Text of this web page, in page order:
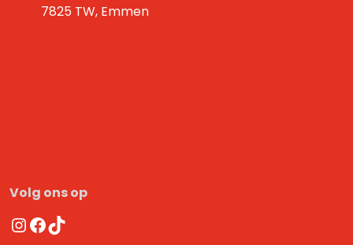
7825 TW, Emmen
Volg ons op
Instagram
Facebook
TikTok